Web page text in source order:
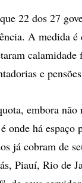
22 dos 27
A medida
e
embora
onde há
já cobram de
Piauí, Rio de